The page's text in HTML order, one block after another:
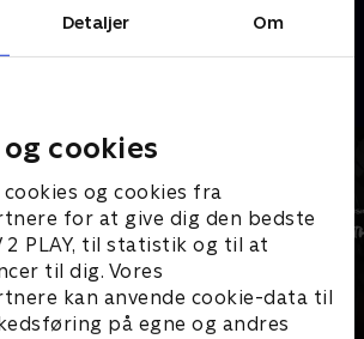
Detaljer Om
cookies
og cookies fra
for at give dig den bedste
2 PLAY, til statistik og til at
til dig. Vores
kan anvende cookie-data til
på egne og andres
Kræver tilkøb
Disney+